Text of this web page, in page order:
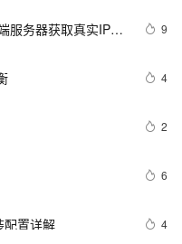
服务器获取真实IP地
9
4
2
6
配置详解 4